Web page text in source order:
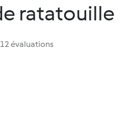
ratatouille
12 évaluations